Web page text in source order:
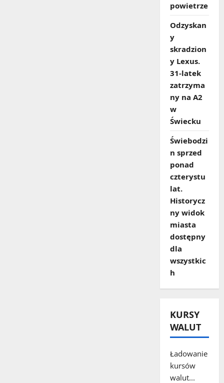
powietrze
Odzyskan
y
skradzion
y Lexus.
31‑latek
zatrzyma
ny na A2
w
Świecku
Świebodzi
n sprzed
ponad
czterystu
lat.
Historycz
ny widok
miasta
dostępny
dla
wszystkic
h
KURSY
WALUT
Ładowanie
kursów
walut...